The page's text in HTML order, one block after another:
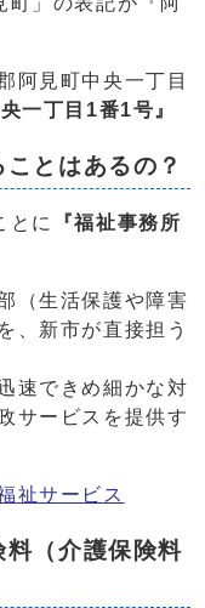
阿見町中央一丁目
一丁目1番1号』
とはあるの？
とに
『福祉事務所
（生活保護や障害
、新市が直接担う
速できめ細かな対
サービスを提供す
祉サービス
（介護保険料